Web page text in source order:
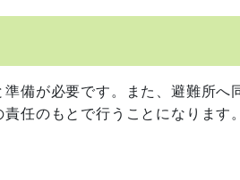
備が必要です。また、避難所へ
任のもとで行うことになります